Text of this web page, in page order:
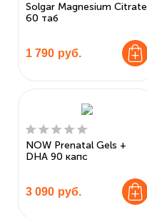
Solgar Magnesium Citrate
60 таб
1 790 руб.
NOW Prenatal Gels +
DHA 90 капс
3 090 руб.